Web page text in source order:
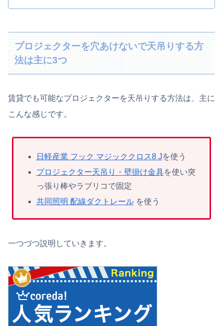
プロジェクターを穴あけないで天吊りする方
法は主に3つ
賃貸でも可能なプロジェクターを天吊りする方法は、主に
こんな感じです。
日軽産業 フック マジッククロス8 Jを使う
プロジェクター天吊り・壁掛け金具を使い突
っ張り棒やラブリコで固定
共同照明 配線ダクトレールを使う
一つづつ説明していきます。